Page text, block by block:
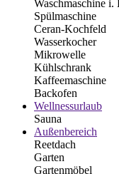
Waschmaschine i.
Spülmaschine
Ceran-Kochfeld
Wasserkocher
Mikrowelle
Kühlschrank
Kaffeemaschine
Backofen
Wellnessurlaub
Sauna
Außenbereich
Reetdach
Garten
Gartenmöbel